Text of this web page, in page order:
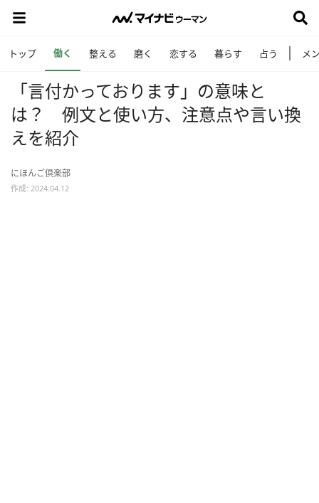
トップ 働く 整える 磨く 恋する 暮らす 占う メ
「言付かっております」の意味と
は？ 例文と使い方、注意点や言い換
えを紹介
にほんご倶楽部
作成: 2024.04.12